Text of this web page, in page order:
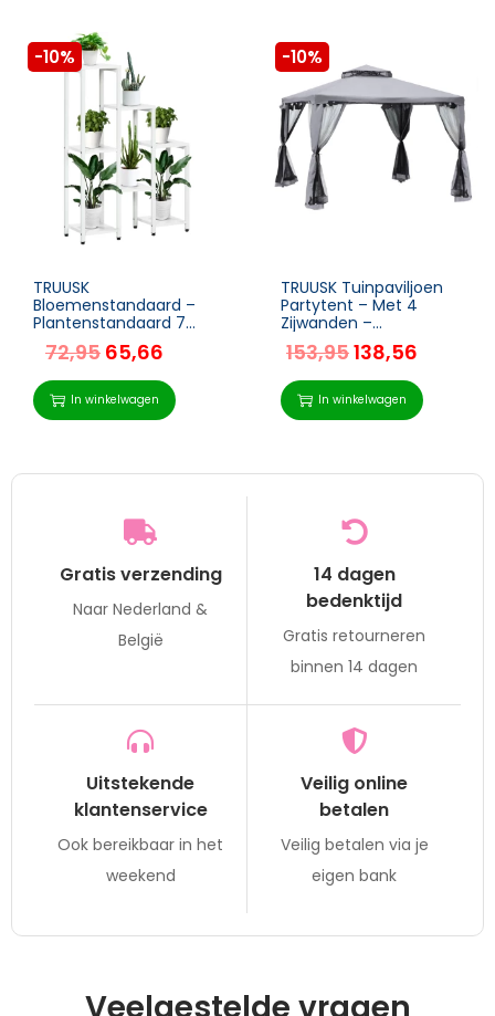
-10%
TRUUSK
Bloemenstandaard –
Plantenstandaard 7
Niveaus – Binnen en
Buiten – Staal – Wit –
65 x 23 x 94,5 cm
72,95 65,66
In winkelwagen
-10%
TRUUSK Tuinpaviljoen
Partytent – Met 4
Zijwanden –
Weerbestendig –
Metaal + Polyester –
Lichtgrijs – 2,94 x 2,94 x
2,65 m
153,95138,56
In winkelwagen
Gratis verzending
Naar Nederland &
België
14 dagen
bedenktijd
Gratis retourneren
binnen 14 dagen
Uitstekende
klantenservice
Ook bereikbaar in het
weekend
Veilig online
betalen
Veilig betalen via je
eigen bank